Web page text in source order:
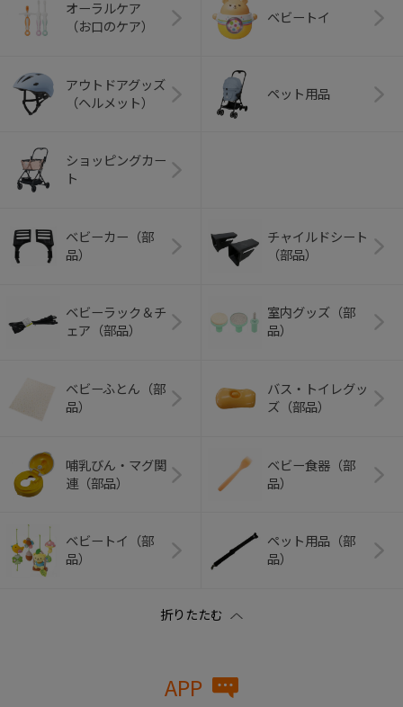
オーラルケア
（お口のケア）
ベビートイ
アウトドアグッズ
（ヘルメット）
ペット用品
ショッピングカー
ト
ベビーカー（部
品）
チャイルドシート
（部品）
ベビーラック＆チ
ェア（部品）
室内グッズ（部
品）
ベビーふとん（部
品）
バス・トイレグッ
ズ（部品）
哺乳びん・マグ関
連（部品）
ベビー食器（部
品）
ベビートイ（部
品）
ペット用品（部
品）
APP